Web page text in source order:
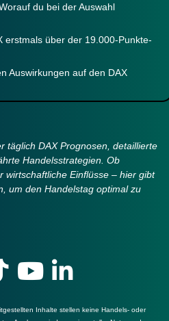
du bei der Auswahl
erstmals über der 19.000-Punkte-
Auswirkungen auf den DAX
täglich DAX Prognosen, detaillierte
Handelsstrategien. Ob
wirtschaftliche Einflüsse – hier gibt
um den Handelstag optimal zu
Inhalte stellen keine Handels- oder